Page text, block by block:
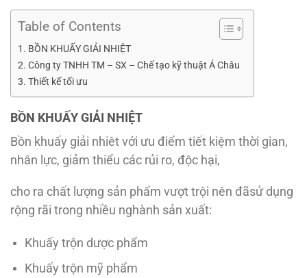
Table of Contents
BỒN KHUẤY GIẢI NHIỆT
Công ty TNHH TM – SX – Chế tạo kỹ thuật Á Châu
Thiết kế tối ưu
BỒN KHUẤY GIẢI NHIỆT
Bồn khuấy giải nhiêt với ưu điểm tiết kiệm thời gian,
nhân lực, giảm thiểu các rủi ro, độc hại,
cho ra chất lượng sản phẩm vượt trội nên đãsử dụng
rộng rãi trong nhiều nghành sản xuất:
Khuấy trộn dược phẩm
Khuấy trộn mỹ phẩm